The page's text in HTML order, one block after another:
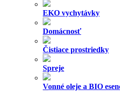
EKO vychytávky
Domácnosť
Čistiace prostriedky
Spreje
Vonné oleje a BIO